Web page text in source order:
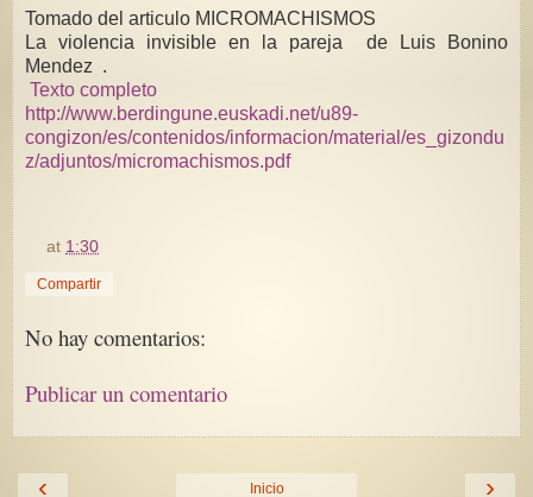
Tomado del articulo MICROMACHISMOS
La violencia invisible en la pareja de Luis Bonino
Mendez .
Texto completo
http://www.berdingune.euskadi.net/u89-
congizon/es/contenidos/informacion/material/es_gizondu
z/adjuntos/micromachismos.pdf
at 1:30
Compartir
No hay comentarios:
Publicar un comentario
‹ ›
Inicio